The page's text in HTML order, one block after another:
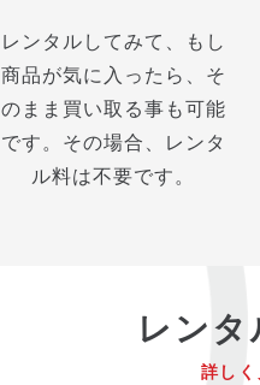
レンタルしてみて、もし
商品が気に入ったら、そ
のまま買い取る事も可能
です。その場合、レンタ
ル料は不要です。
レン
詳し